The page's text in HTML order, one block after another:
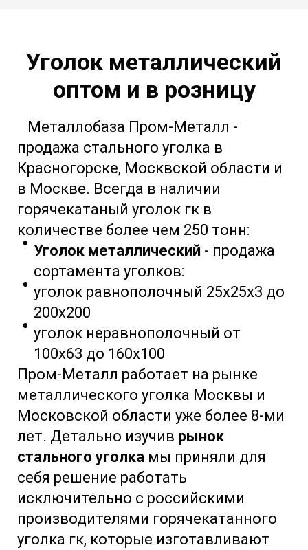
Уголок металлический
оптом и в розницу
Металлобаза Пром-Металл -
продажа стального уголка в
Красногорске, Москвской области и
в Москве. Всегда в наличии
горячекатаный уголок гк в
количестве более чем 250 тонн:
Уголок металлический - продажа
сортамента уголков:
уголок равнополочный 25х25х3 до
200х200
уголок неравнополочный от
100х63 до 160х100
Пром-Металл работает на рынке
металлического уголка Москвы и
Московской области уже более 8-ми
лет. Детально изучив рынок
стального уголка мы приняли для
себя решение работать
исключительно с российскими
производителями горячекатанного
уголка гк, которые изготавливают